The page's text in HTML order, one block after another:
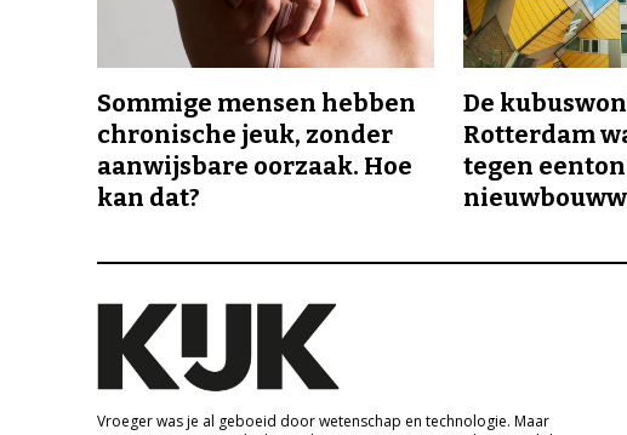
Sommige mensen hebben
chronische jeuk, zonder
aanwijsbare oorzaak. Hoe
kan dat?
De
Rotterdam
tegen
Vroeger was je al geboeid door wetenschap en technologie. Maar